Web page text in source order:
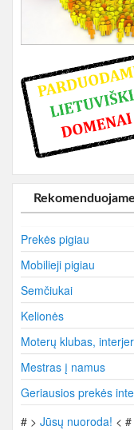
Rekomenduojame
Prekės pigiau
Mobilieji pigiau
Semčiukai
Kelionės
Moterų klubas,
Mestras į namus
Geriausios prekės
# > Jūsų nuoroda! < #